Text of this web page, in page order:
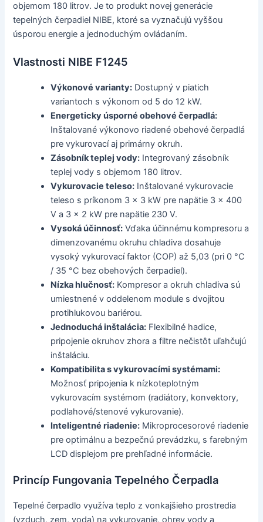
objemom 180 litrov. Je to produkt novej generácie
tepelných čerpadiel NIBE, ktoré sa vyznačujú vyššou
úsporou energie a jednoduchým ovládaním.
Vlastnosti NIBE F1245
Výkonové varianty: Dostupný v piatich
variantoch s výkonom od 5 do 12 kW.
Energeticky úsporné obehové čerpadlá:
Inštalované výkonovo riadené obehové čerpadlá
pre vykurovací aj primárny okruh.
Zásobník teplej vody: Integrovaný zásobník
teplej vody s objemom 180 litrov.
Vykurovacie teleso: Inštalované vykurovacie
teleso s príkonom 3 × 3 kW pre napätie 3 × 400
V a 3 × 2 kW pre napätie 230 V.
Vysoká účinnosť: Vďaka účinnému kompresoru a
dimenzovanému okruhu chladiva dosahuje
vysoký vykurovací faktor (COP) až 5,03 (pri 0 °C
/ 35 °C bez obehových čerpadiel).
Nízka hlučnosť: Kompresor a okruh chladiva sú
umiestnené v oddelenom module s dvojitou
protihlukovou bariérou.
Jednoduchá inštalácia: Flexibilné hadice,
pripojenie okruhov zhora a filtre nečistôt uľahčujú
inštaláciu.
Kompatibilita s vykurovacími systémami:
Možnosť pripojenia k nízkoteplotným
vykurovacím systémom (radiátory, konvektory,
podlahové/stenové vykurovanie).
Inteligentné riadenie: Mikroprocesorové riadenie
pre optimálnu a bezpečnú prevádzku, s farebným
LCD displejom pre prehľadné informácie.
Princíp Fungovania Tepelného Čerpadla
Tepelné čerpadlo využíva teplo z vonkajšieho prostredia
(vzduch, zem, voda) na vykurovanie, ohrev vody a